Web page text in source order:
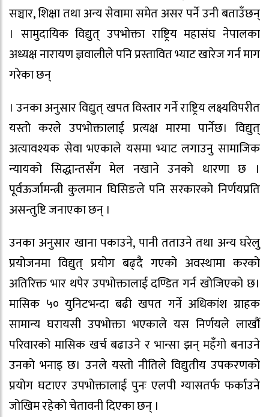
सञ्चार, शिक्षा तथा अन्य सेवामा समेत असर पर्ने उनी बताउँछन्
। सामुदायिक विद्युत् उपभोक्ता राष्ट्रिय महासंघ नेपालका
अध्यक्ष नारायण ज्ञवालीले पनि प्रस्तावित भ्याट खारेज गर्न माग
गरेका छन्
। उनका अनुसार विद्युत् खपत विस्तार गर्ने राष्ट्रिय लक्ष्यविपरीत
यस्तो करले उपभोक्तालाई प्रत्यक्ष मारमा पार्नेछ। विद्युत्
अत्यावश्यक सेवा भएकाले यसमा भ्याट लगाउनु सामाजिक
न्यायको सिद्धान्तसँग मेल नखाने उनको धारणा छ ।
पूर्वऊर्जामन्त्री कुलमान घिसिङले पनि सरकारको निर्णयप्रति
असन्तुष्टि जनाएका छन् ।
उनका अनुसार खाना पकाउने, पानी तताउने तथा अन्य घरेलु
प्रयोजनमा विद्युत् प्रयोग बढ्दै गएको अवस्थामा करको
अतिरिक्त भार थपेर उपभोक्तालाई दण्डित गर्न खोजिएको छ।
मासिक ५० युनिटभन्दा बढी खपत गर्ने अधिकांश ग्राहक
सामान्य घरायसी उपभोक्ता भएकाले यस निर्णयले लाखौं
परिवारको मासिक खर्च बढाउने र भान्सा झन् महँगो बनाउने
उनको भनाइ छ। उनले यस्तो नीतिले विद्युतीय उपकरणको
प्रयोग घटाएर उपभोक्तालाई पुनः एलपी ग्यासतर्फ फर्काउने
जोखिम रहेको चेतावनी दिएका छन् ।